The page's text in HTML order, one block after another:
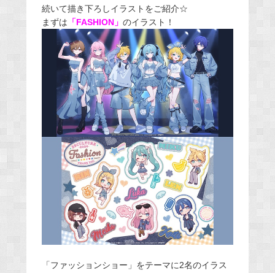
続いて描き下ろしイラストをご紹介☆
まずは 「FASHION」 のイラスト！
「ファッションショー」をテーマに2名のイラス